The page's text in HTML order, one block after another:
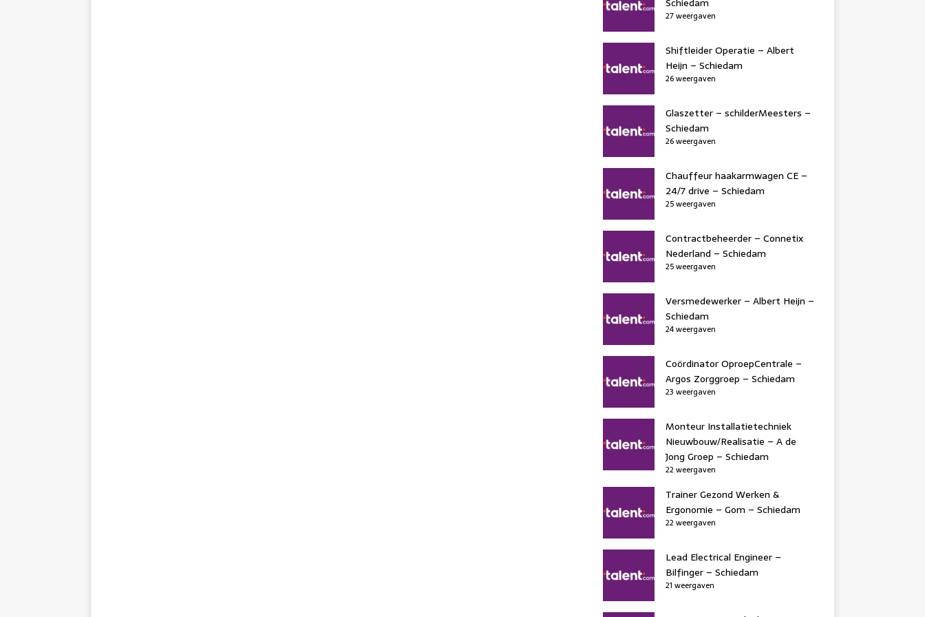
27 weergaven
Shiftleider Operatie – Albert
Heijn – Schiedam
26 weergaven
Glaszetter – schilderMeesters –
Schiedam
26 weergaven
Chauffeur haakarmwagen CE –
24/7 drive – Schiedam
25 weergaven
Contractbeheerder – Connetix
Nederland – Schiedam
25 weergaven
Versmedewerker – Albert Heijn –
Schiedam
24 weergaven
Coördinator OproepCentrale –
Argos Zorggroep – Schiedam
23 weergaven
Monteur Installatietechniek
Nieuwbouw/Realisatie – A de
Jong Groep – Schiedam
22 weergaven
Trainer Gezond Werken &
Ergonomie – Gom – Schiedam
22 weergaven
Lead Electrical Engineer –
Bilfinger – Schiedam
21 weergaven